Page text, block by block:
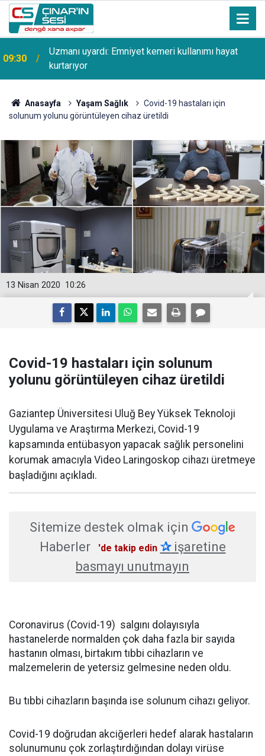
09:30
Uzmanı uyardı: Emniyet kemeri kullanımı hayat
kurtarıyor
Anasayfa Yaşam Sağlık
Covid-19 hastaları için
solunum yolunu görüntüleyen cihaz üretildi
10:26
13 Nisan 2020
Covid-19 hastaları için solunum
yolunu görüntüleyen cihaz üretildi
Gaziantep Üniversitesi Uluğ Bey Yüksek Teknoloji
Uygulama ve Araştırma Merkezi, Covid-19
kapsamında entübasyon yapacak sağlık personelini
korumak amacıyla Video Laringoskop cihazı üretmeye
başladığını açıkladı.
Sitemize destek olmak için
Haberler
'de takip edin ✰işaretine
basmayı unutmayın
Coronavirus (Covid-19) salgını dolayısıyla
hastanelerde normalden çok daha fazla bir sayıda
hastanın olması, birtakım tıbbi cihazların ve
malzemelerin de yetersiz gelmesine neden oldu.
Bu tıbbi cihazların başında ise solunum cihazı geliyor.
Covid-19 doğrudan akciğerleri hedef alarak hastaların
solunumunu çok zorlaştırdığından dolayı virüse